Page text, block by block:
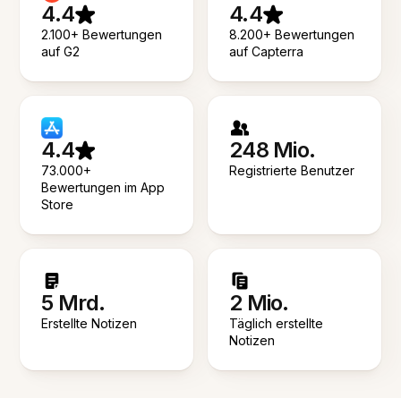
4.4
2.100+ Bewertungen
auf G2
4.4
8.200+ Bewertungen
auf Capterra
4.4
73.000+
Bewertungen im App
Store
248 Mio.
Registrierte Benutzer
5 Mrd.
Erstellte Notizen
2 Mio.
Täglich erstellte
Notizen